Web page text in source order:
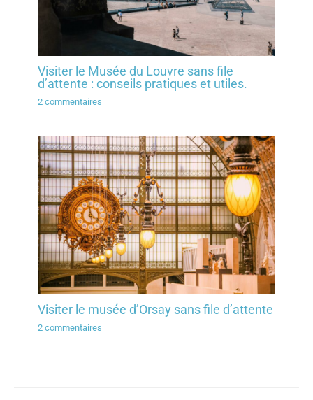
Visiter le Musée du Louvre sans file
d’attente : conseils pratiques et utiles.
2 commentaires
Visiter le musée d’Orsay sans file d’attente
2 commentaires